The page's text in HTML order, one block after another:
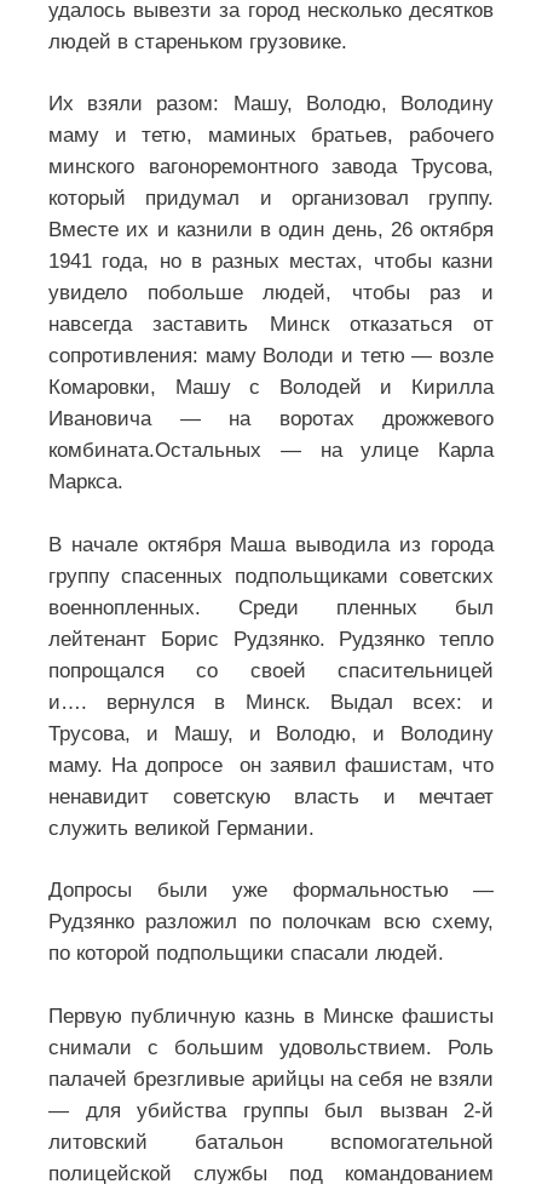
«Кто найдет эту записку пусть передаст
всем, что умер я, но на коленях не стоял
и пощады не просил», 1941г. Послание
написано кровью.
Обвиняют дети, 1979г. Есть ли
американского фашизма… (в
ВКонтакте):